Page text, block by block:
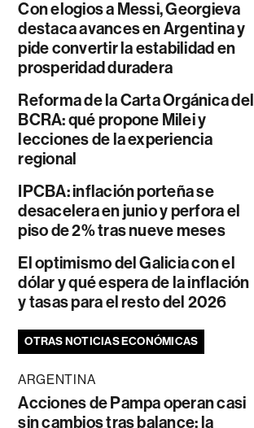
Con elogios a Messi, Georgieva
destaca avances en Argentina y
pide convertir la estabilidad en
prosperidad duradera
Reforma de la Carta Orgánica del
BCRA: qué propone Milei y
lecciones de la experiencia
regional
IPCBA: inflación porteña se
desacelera en junio y perfora el
piso de 2% tras nueve meses
El optimismo del Galicia con el
dólar y qué espera de la inflación
y tasas para el resto del 2026
OTRAS NOTICIAS ECONÓMICAS
ARGENTINA
Acciones de Pampa operan casi
sin cambios tras balance: la